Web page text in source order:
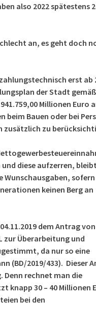
also 2022 spätestens
an, es geht doch
erst ab
der Stadt
Millionen Euro
beim Bauen oder bei
zusätzlich zu
diese aufzerren,
keinen Berg an
dem Antrag von
zur Überarbeitung und
da nur so eine
(BD/2019/433). Dieser
Denn rechnet man die
knapp 30 – 40 Millionen
bei den